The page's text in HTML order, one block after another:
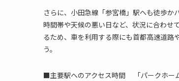
さらに、小田急線「参宮橋」駅へも徒歩か
時間帯や天候の悪い日など、状況に合わせ
るため、車を利用する際にも首都高速道路
う。
■主要駅へのアクセス時間 「パークホー